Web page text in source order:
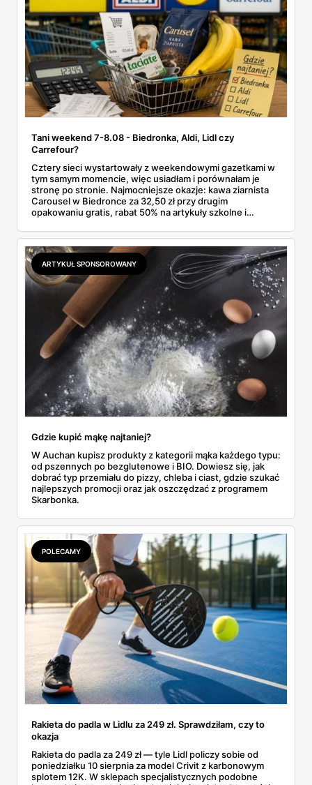
Tani weekend 7-8.08 - Biedronka, Aldi, Lidl czy
Carrefour?
Cztery sieci wystartowały z weekendowymi gazetkami w
tym samym momencie, więc usiadłam i porównałam je
stronę po stronie. Najmocniejsze okazje: kawa ziarnista
Carousel w Biedronce za 32,50 zł przy drugim
opakowaniu gratis, rabat 50% na artykuły szkolne i
2,99 zł za kilogram, ale wyłącznie w sobotę z aplikacją. Aldi
odpowiada masłem za 2,99 zł. Werdykt w skrócie:
najwięcej wyciśniesz z Biedronki, po świeże warzywa jedź
do Aldi.
ARTYKUŁ SPONSOROWANY
Gdzie kupić mąkę najtaniej?
W Auchan kupisz produkty z kategorii mąka każdego typu:
od pszennych po bezglutenowe i BIO. Dowiesz się, jak
dobrać typ przemiału do pizzy, chleba i ciast, gdzie szukać
najlepszych promocji oraz jak oszczędzać z programem
Skarbonka.
POLECAMY
Rakieta do padla w Lidlu za 249 zł. Sprawdziłam, czy to
okazja
Rakieta do padla za 249 zł — tyle Lidl policzy sobie od
poniedziałku 10 sierpnia za model Crivit z karbonowym
splotem 12K. W sklepach specjalistycznych podobne